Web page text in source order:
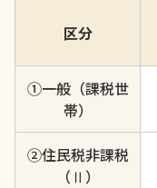
区分
①一般（課税世
帯）
②住民税非課税
（Ⅱ）